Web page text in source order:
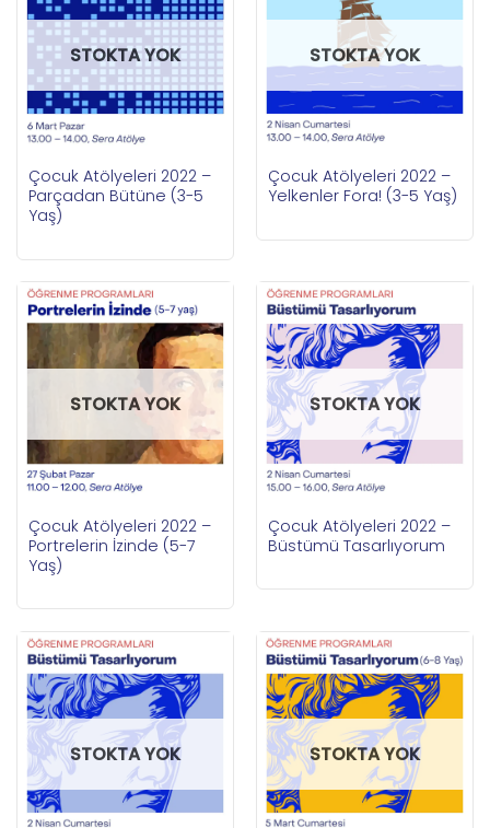
STOKTA YOK
Çocuk Atölyeleri 2022 –
Parçadan Bütüne (3-5
Yaş)
STOKTA YOK
Çocuk Atölyeleri 2022 –
Yelkenler Fora! (3-5 Yaş)
STOKTA YOK
Çocuk Atölyeleri 2022 –
Portrelerin İzinde (5-7
Yaş)
STOKTA YOK
Çocuk Atölyeleri 2022 –
Büstümü Tasarlıyorum
STOKTA YOK STOKTA YOK